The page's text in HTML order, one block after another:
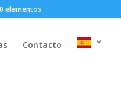
0 elementos
Contacto